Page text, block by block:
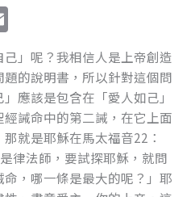
m
ai
l
」呢？我相信人是上帝創造
的說明書，所以針對這個問
應該是包含在「愛人如己」
誡命中的第二誡，在它上面
就是耶穌在馬太福音22：
律法師，要試探耶穌，就問
，哪一條是最大的呢？」耶